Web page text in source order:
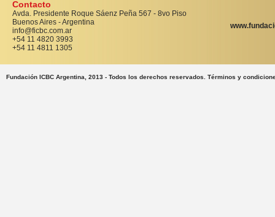
Contacto
Avda. Presidente Roque Sáenz Peña 567 - 8vo Piso
Buenos Aires - Argentina
info@ficbc.com.ar
+54 11 4820 3993
+54 11 4811 1305
Fundación ICBC Argentina, 2013 - Todos los derechos reservados. Términos y